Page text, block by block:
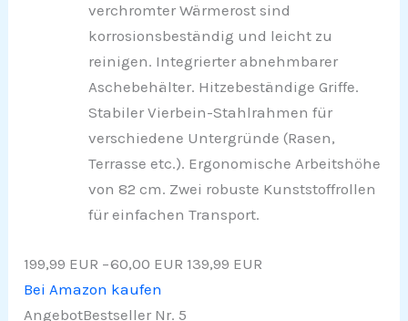
verchromter Wärmerost sind
korrosionsbeständig und leicht zu
reinigen. Integrierter abnehmbarer
Aschebehälter. Hitzebeständige Griffe.
Stabiler Vierbein-Stahlrahmen für
verschiedene Untergründe (Rasen,
Terrasse etc.). Ergonomische Arbeitshöhe
von 82 cm. Zwei robuste Kunststoffrollen
für einfachen Transport.
199,99 EUR −60,00 EUR 139,99 EUR
Bei Amazon kaufen
AngebotBestseller Nr. 5